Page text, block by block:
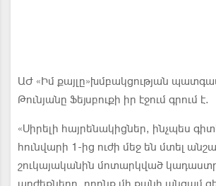
ԱԺ «Իմ քայլը»խմբակցության
Թունյանը Ֆեյսբուքի իր էջում գրում է.
«Սիրելի հայրենակիցներ, ինչպես
հունվարի 1-ից ուժի մեջ են մտել
շուկայականին մոտարկված